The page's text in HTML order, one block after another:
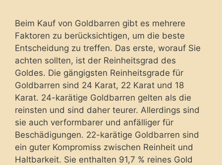
Beim Kauf von Goldbarren gibt es mehrere
Faktoren zu berücksichtigen, um die beste
Entscheidung zu treffen. Das erste, worauf Sie
achten sollten, ist der Reinheitsgrad des
Goldes. Die gängigsten Reinheitsgrade für
Goldbarren sind 24 Karat, 22 Karat und 18
Karat. 24-karätige Goldbarren gelten als die
reinsten und sind daher teurer. Allerdings sind
sie auch verformbarer und anfälliger für
Beschädigungen. 22-karätige Goldbarren sind
ein guter Kompromiss zwischen Reinheit und
Haltbarkeit. Sie enthalten 91,7 % reines Gold